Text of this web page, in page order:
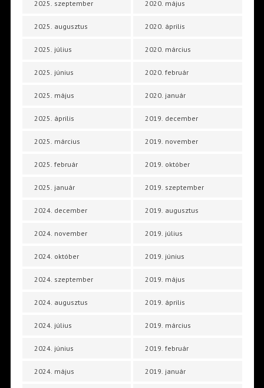
2025. szeptember
2025. augusztus
2025. július
2025. június
2025. május
2025. április
2025. március
2025. február
2025. január
2024. december
2024. november
2024. október
2024. szeptember
2024. augusztus
2024. július
2024. június
2024. május
2020. május
2020. április
2020. március
2020. február
2020. január
2019. december
2019. november
2019. október
2019. szeptember
2019. augusztus
2019. július
2019. június
2019. május
2019. április
2019. március
2019. február
2019. január